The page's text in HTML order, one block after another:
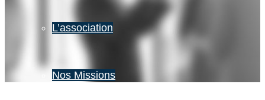
L’association
Nos Missions